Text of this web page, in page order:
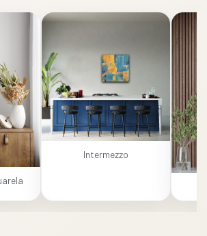
Intermezzo